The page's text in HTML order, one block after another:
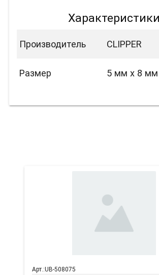
Характеристики
Производитель CLIPPER
Размер 5 мм х 8 мм
Арт.:UB-508075